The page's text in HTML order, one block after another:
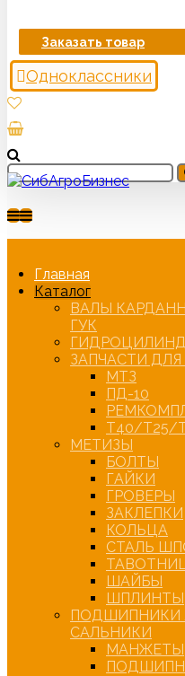
Заказать товар
Одноклассники
Главная
Каталог
ВАЛЫ
ГУК
ЗАПЧАСТИ
МТЗ
ПД-10
Т40/Т25/
МЕТИЗЫ
БОЛТЫ
ГАЙКИ
ГРОВЕРЫ
ЗАКЛЕПКИ
КОЛЬЦА
СТАЛЬ
ШАЙБЫ
ШПЛИНТЫ
САЛЬНИКИ
МАНЖЕТЫ